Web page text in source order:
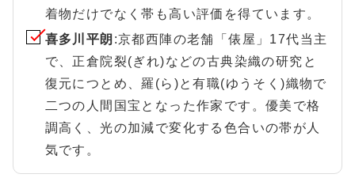
着物だけでなく帯も高い評価を得ています。
喜多川平朗 :京都西陣の老舗「俵屋」17代当主
で、正倉院裂(ぎれ)などの古典染織の研究と
復元につとめ、羅(ら)と有職(ゆうそく)織物で
二つの人間国宝となった作家です。優美で格
調高く、光の加減で変化する色合いの帯が人
気です。